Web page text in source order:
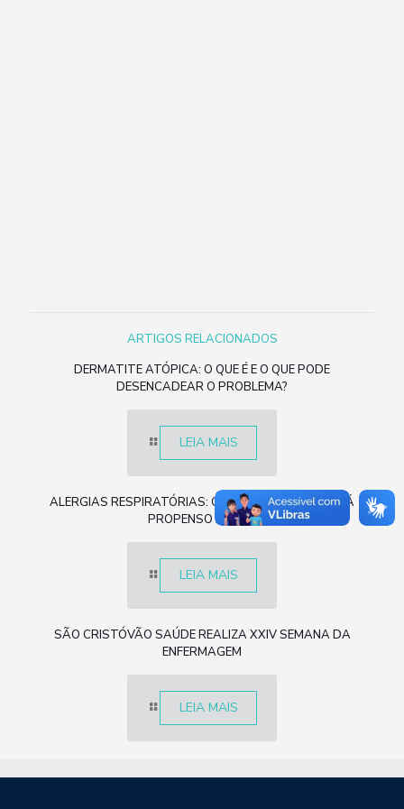
ARTIGOS RELACIONADOS
DERMATITE ATÓPICA: O QUE É E O QUE PODE
DESENCADEAR O PROBLEMA?
LEIA MAIS
ALERGIAS RESPIRATÓRIAS: O QUE SÃO E QUEM ESTÁ
PROPENSO A TER?
LEIA MAIS
SÃO CRISTÓVÃO SAÚDE REALIZA XXIV SEMANA DA
ENFERMAGEM
LEIA MAIS